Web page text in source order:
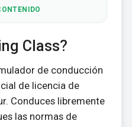
Class?
de conducción
de licencia de
Conduces libremente
las normas de